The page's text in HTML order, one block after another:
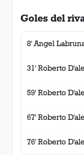
Goles del
8' Angel
31' Roberto
59' Roberto
67' Roberto
76' Roberto